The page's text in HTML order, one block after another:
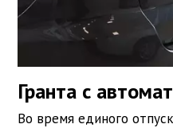
Гранта с
Во время единого